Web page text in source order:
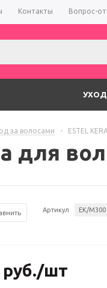
Контакты Вопрос-
УХОД
за волосами - ESTEL
для
Артикул EK/M300
руб./шт